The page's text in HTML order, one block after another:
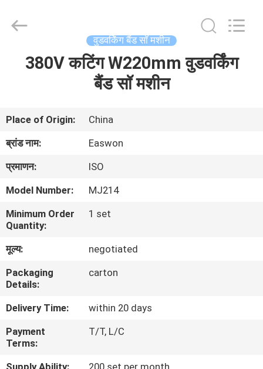
हमारे
बारे
कारखाना
गुणवत्ता
संपर्क
Export
Reserved.
वुडवर्किंग बैंड सॉ मशीन
380V कटिंग W220mm वुडवर्किंग
बैंड सॉ मशीन
Place of Origin:
China
ब्रांड नाम:
Easwon
प्रमाणन:
ISO
Model Number:
MJ214
Minimum Order
Quantity:
1 set
मूल्य:
negotiated
Packaging
Details:
carton
Delivery Time:
within 20 days
Payment
Terms:
T/T, L/C